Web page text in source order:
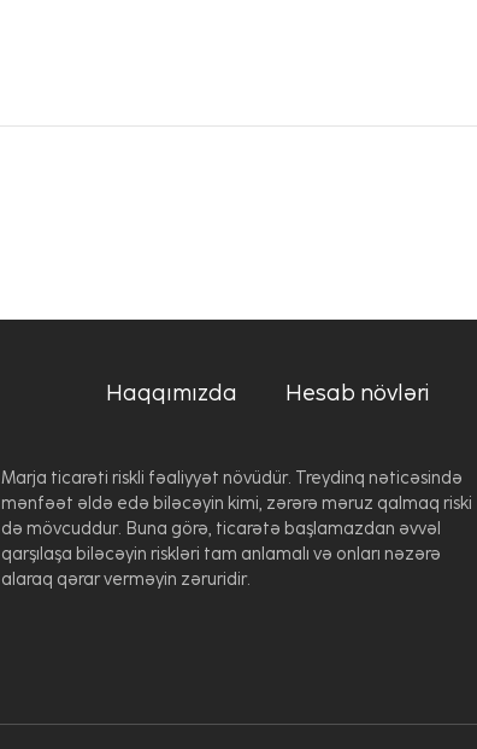
Haqqımızda Hesab növləri
Marja ticarəti riskli fəaliyyət növüdür. Treydinq nəticəsində
mənfəət əldə edə biləcəyin kimi, zərərə məruz qalmaq riski
də mövcuddur. Buna görə, ticarətə başlamazdan əvvəl
qarşılaşa biləcəyin riskləri tam anlamalı və onları nəzərə
alaraq qərar verməyin zəruridir.